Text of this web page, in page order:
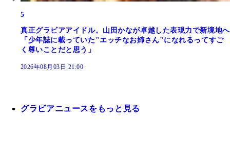
5
真正グラビアアイドル。山田かなが卓越した表現力で新境地へ
「少年誌に載っていた"エッチなお姉さん"になれるってすご
く尊いことだと思う」
2026年08月03日 21:00
グラビアニュースをもっと見る